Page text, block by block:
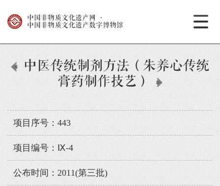
中国非物质文化遗产网
·
中国非物质文化遗产数字博物馆
中医传统制剂方法（朱养心传统
膏药制作技艺）
项目序号：443
项目编号：Ⅸ-4
公布时间：2011(第三批)